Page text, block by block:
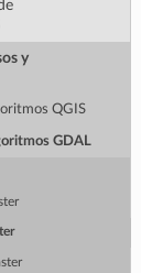
y
QGIS
GDAL